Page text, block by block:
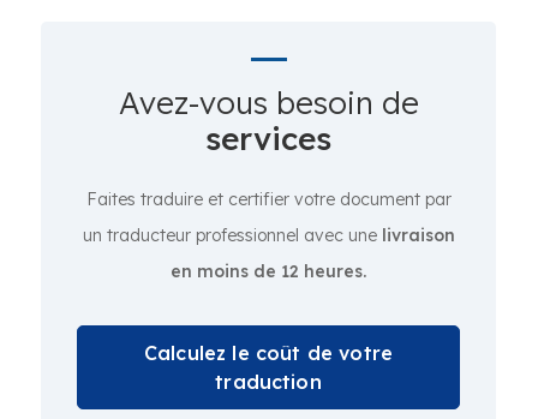
Avez-vous besoin de
services
Faites traduire et certifier votre document par
un traducteur professionnel avec une livraison
en moins de 12 heures.
Calculez le coût de votre
traduction